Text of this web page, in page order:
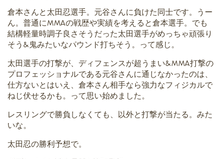
倉本さんと太田忍選手。元谷さんに負けた同士です。うー
ん。普通にMMAの戦歴や実績を考えると倉本選手。でも
結構軽量時調子良さそうだった太田選手がめっちゃ頑張り
そう&鬼みたいなパウンド打ちそう。って感じ。
太田選手の打撃が、ディフェンスが超うまい&MMA打撃の
プロフェッショナルである元谷さんに通じなかったのは、
仕方ないとはいえ、倉本さん相手なら強力なフィジカルで
ねじ伏せるかも。って思い始めました。
レスリングで勝負しなくても、以外と打撃が当たる。みた
いな。
太田忍の勝利予想で。